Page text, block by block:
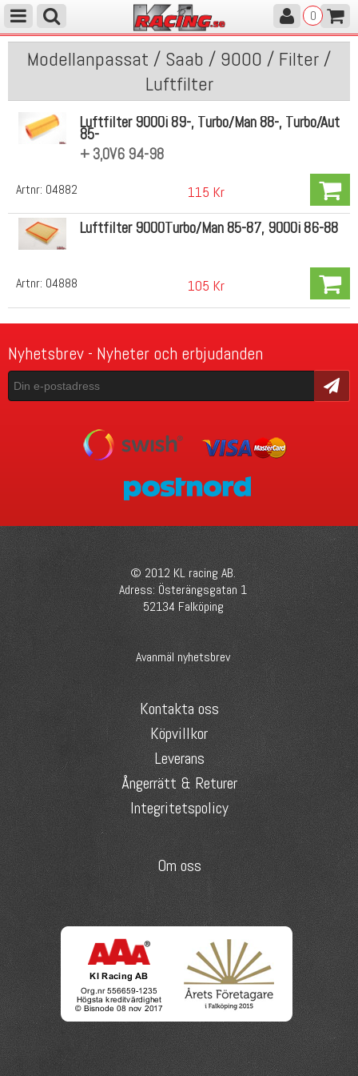
0
Modellanpassat / Saab / 9000 / Filter /
Luftfilter
Artnr: 04882
Luftfilter 9000i 89-, Turbo/Man 88-, Turbo/Aut
85-
+ 3,0V6 94-98
115 Kr
Artnr: 04888
Luftfilter 9000Turbo/Man 85-87, 9000i 86-88
105 Kr
Nyhetsbrev - Nyheter och erbjudanden
Skicka
© 2012 KL racing AB.
Adress: Österängsgatan 1
52134 Falköping
Avanmäl nyhetsbrev
Kontakta oss
Köpvillkor
Leverans
Ångerrätt & Returer
Integritetspolicy
Om oss